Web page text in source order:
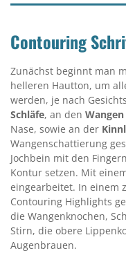
Contouring
Zunächst beginnt man
helleren Hautton, um
werden, je nach
Schläfe, an den Wangen
Nase, sowie an der
Wangenschattierung
Jochbein mit den
Kontur setzen. Mit
eingearbeitet. In einem
Contouring Highlights
die Wangenknochen,
Stirn, die obere
Augenbrauen.